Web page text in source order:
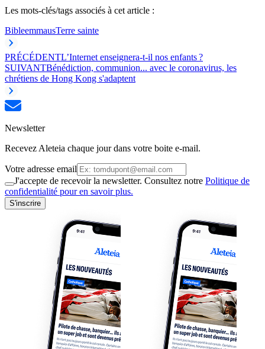
Les mots-clés/tags associés à cet article :
BibleemmausTerre sainte
PRÉCÉDENTL’Internet enseignera-t-il nos enfants ?
SUIVANTBénédiction, communion... avec le coronavirus, les
chrétiens de Hong Kong s'adaptent
Newsletter
Recevez Aleteia chaque jour dans votre boite e-mail.
Votre adresse email
J'accepte de recevoir la newsletter. Consultez notre Politique de
confidentialité pour en savoir plus.
S'inscrire